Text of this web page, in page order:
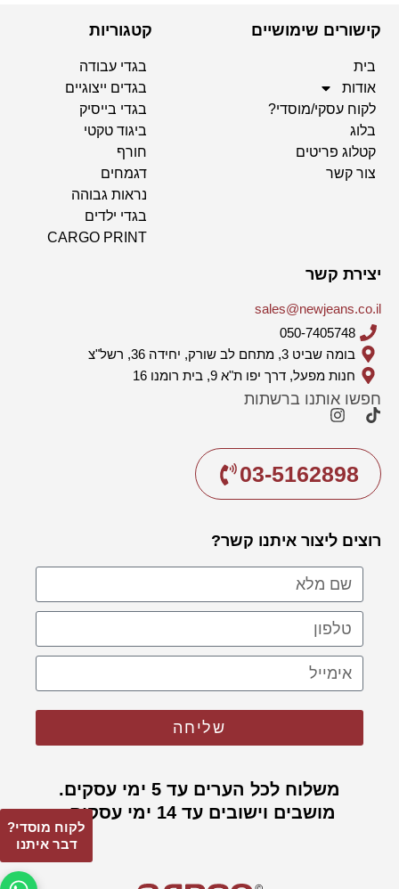
קישורים שימושיים
בית
אודות
לקוח עסקי/מוסדי?
בלוג
קטלוג פריטים
צור קשר
קטגוריות
בגדי עבודה
בגדים ייצוגיים
בגדי בייסיק
ביגוד טקטי
חורף
דגמחים
נראות גבוהה
בגדי ילדים
CARGO PRINT
יצירת קשר
sales@newjeans.co.il
050-7405748
בומה שביט 3, מתחם לב שורק, יחידה 36, רשל"צ
חנות מפעל, דרך יפו ת"א 9, בית רומנו 16
חפשו אותנו ברשתות
03-5162898
רוצים ליצור איתנו קשר?
שליחה
משלוח לכל הערים עד 5 ימי עסקים.
מושבים וישובים עד 14 ימי עסקים.
לקוח מוסדי?
דבר איתנו